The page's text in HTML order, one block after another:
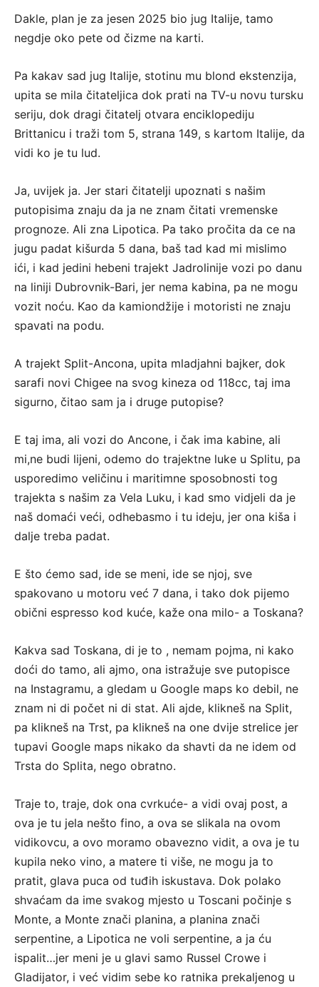
Dakle, plan je za jesen 2025 bio jug Italije, tamo
negdje oko pete od čizme na karti.
Pa kakav sad jug Italije, stotinu mu blond ekstenzija,
upita se mila čitateljica dok prati na TV-u novu tursku
seriju, dok dragi čitatelj otvara enciklopediju
Brittanicu i traži tom 5, strana 149, s kartom Italije, da
vidi ko je tu lud.
Ja, uvijek ja. Jer stari čitatelji upoznati s našim
putopisima znaju da ja ne znam čitati vremenske
prognoze. Ali zna Lipotica. Pa tako pročita da ce na
jugu padat kišurda 5 dana, baš tad kad mi mislimo
ići, i kad jedini hebeni trajekt Jadrolinije vozi po danu
na liniji Dubrovnik-Bari, jer nema kabina, pa ne mogu
vozit noću. Kao da kamiondžije i motoristi ne znaju
spavati na podu.
A trajekt Split-Ancona, upita mladjahni bajker, dok
sarafi novi Chigee na svog kineza od 118cc, taj ima
sigurno, čitao sam ja i druge putopise?
E taj ima, ali vozi do Ancone, i čak ima kabine, ali
mi,ne budi lijeni, odemo do trajektne luke u Splitu, pa
usporedimo veličinu i maritimne sposobnosti tog
trajekta s našim za Vela Luku, i kad smo vidjeli da je
naš domaći veći, odhebasmo i tu ideju, jer ona kiša i
dalje treba padat.
E što ćemo sad, ide se meni, ide se njoj, sve
spakovano u motoru već 7 dana, i tako dok pijemo
obični espresso kod kuće, kaže ona milo- a Toskana?
Kakva sad Toskana, di je to , nemam pojma, ni kako
doći do tamo, ali ajmo, ona istražuje sve putopisce
na Instagramu, a gledam u Google maps ko debil, ne
znam ni di počet ni di stat. Ali ajde, klikneš na Split,
pa klikneš na Trst, pa klikneš na one dvije strelice jer
tupavi Google maps nikako da shavti da ne idem od
Trsta do Splita, nego obratno.
Traje to, traje, dok ona cvrkuće- a vidi ovaj post, a
ova je tu jela nešto fino, a ova se slikala na ovom
vidikovcu, a ovo moramo obavezno vidit, a ova je tu
kupila neko vino, a matere ti više, ne mogu ja to
pratit, glava puca od tuđih iskustava. Dok polako
shvaćam da ime svakog mjesto u Toscani počinje s
Monte, a Monte znači planina, a planina znači
serpentine, a Lipotica ne voli serpentine, a ja ću
ispalit…jer meni je u glavi samo Russel Crowe i
Gladijator, i već vidim sebe ko ratnika prekaljenog u